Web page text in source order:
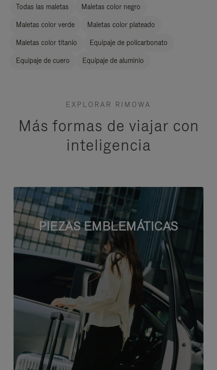
Todas las maletas Maletas color negro
Maletas color verde Maletas color plateado
Maletas color titanio Equipaje de policarbonato
Equipaje de cuero Equipaje de aluminio
EXPLORAR RIMOWA
Más formas de viajar con
inteligencia
PIEZAS EMBLEMÁTICAS